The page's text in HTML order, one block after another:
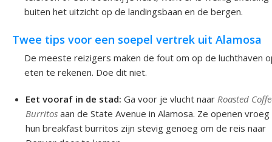
buiten het uitzicht op de landingsbaan en de bergen.
Twee tips voor een soepel vertrek uit Alamosa
De meeste reizigers maken de fout om op de luchthaven
eten te rekenen. Doe dit niet.
Eet vooraf in de stad: Ga voor je vlucht naarRoasted
Burritos aan de State Avenue in Alamosa. Ze openen vroeg
hun breakfast burritos zijn stevig genoeg om de reis naar